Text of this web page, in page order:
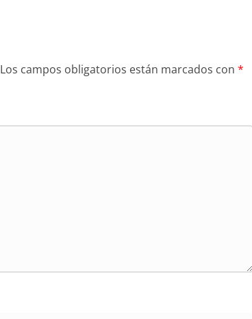
Los campos obligatorios están marcados con *